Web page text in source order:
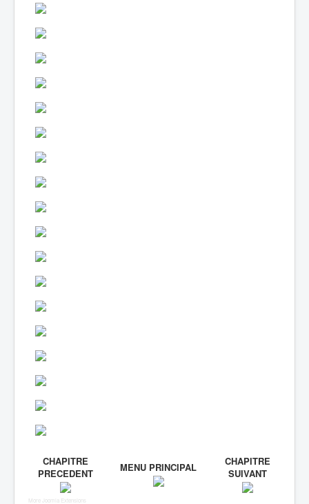
CHAPITRE
PRECEDENT
MENU PRINCIPAL
CHAPITRE
SUIVANT
More Joomla Extensions